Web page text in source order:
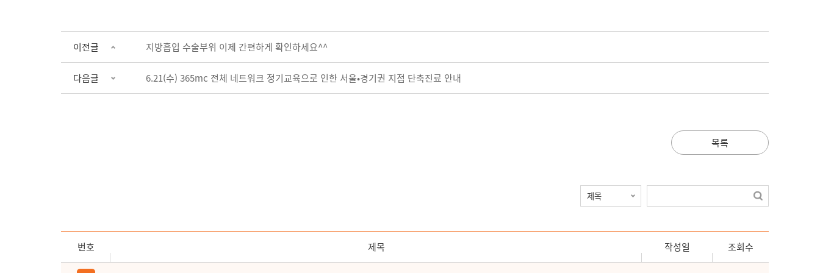
이전글 지방흡입 수술부위 이제 간편하게 확인하세요^^
다음글 6.21(수) 365mc 전체 네트워크 정기교육으로 인한 서울•경기권 지점 단축진료 안내
목록
번호 제목 작성일 조회수